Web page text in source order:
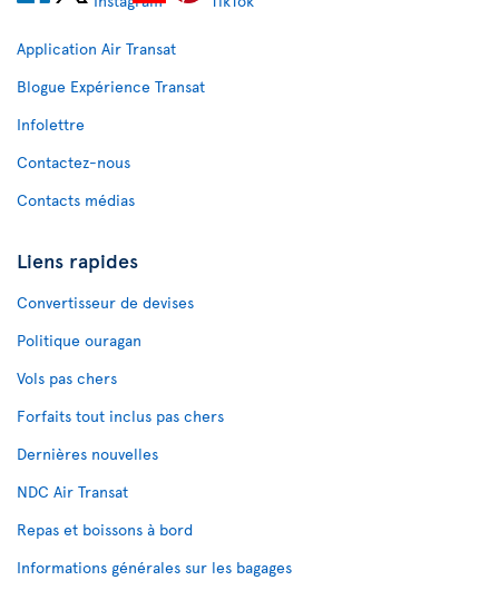
Application Air Transat
Blogue Expérience Transat
Infolettre
Contactez-nous
Contacts médias
Liens rapides
Convertisseur de devises
Politique ouragan
Vols pas chers
Forfaits tout inclus pas chers
Dernières nouvelles
NDC Air Transat
Repas et boissons à bord
Informations générales sur les bagages